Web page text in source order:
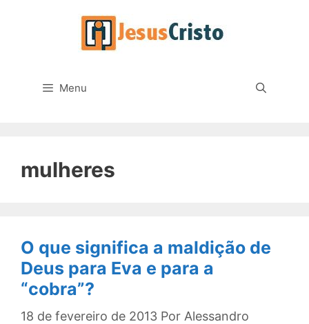
Menu
mulheres
O que significa a maldição de
Deus para Eva e para a
“cobra”?
18 de fevereiro de 2013 Por Alessandro